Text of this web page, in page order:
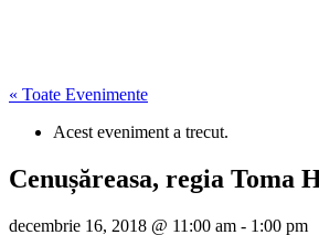
« Toate Evenimente
Acest eveniment a trecut.
Cenușăreasa, regia Toma
decembrie 16, 2018 @ 11:00 am - 1:00 pm